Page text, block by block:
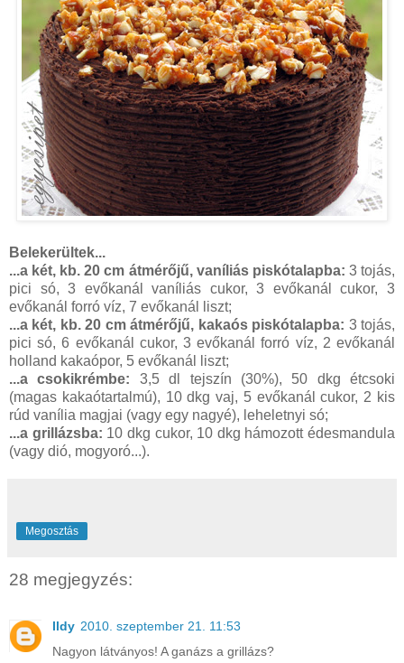
Belekerültek...
...a két, kb. 20 cm átmérőjű, vaníliás piskótalapba: 3 tojás,
pici só, 3 evőkanál vaníliás cukor, 3 evőkanál cukor, 3
evőkanál forró víz, 7 evőkanál liszt;
...a két, kb. 20 cm átmérőjű, kakaós piskótalapba: 3 tojás,
pici só, 6 evőkanál cukor, 3 evőkanál forró víz, 2 evőkanál
holland kakaópor, 5 evőkanál liszt;
...a csokikrémbe: 3,5 dl tejszín (30%), 50 dkg étcsoki
(magas kakaótartalmú), 10 dkg vaj, 5 evőkanál cukor, 2 kis
rúd vanília magjai (vagy egy nagyé), leheletnyi só;
...a grillázsba: 10 dkg cukor, 10 dkg hámozott édesmandula
(vagy dió, mogyoró...).
Megosztás
28 megjegyzés:
Ildy 2010. szeptember 21. 11:53
Nagyon látványos! A ganázs a grillázs?